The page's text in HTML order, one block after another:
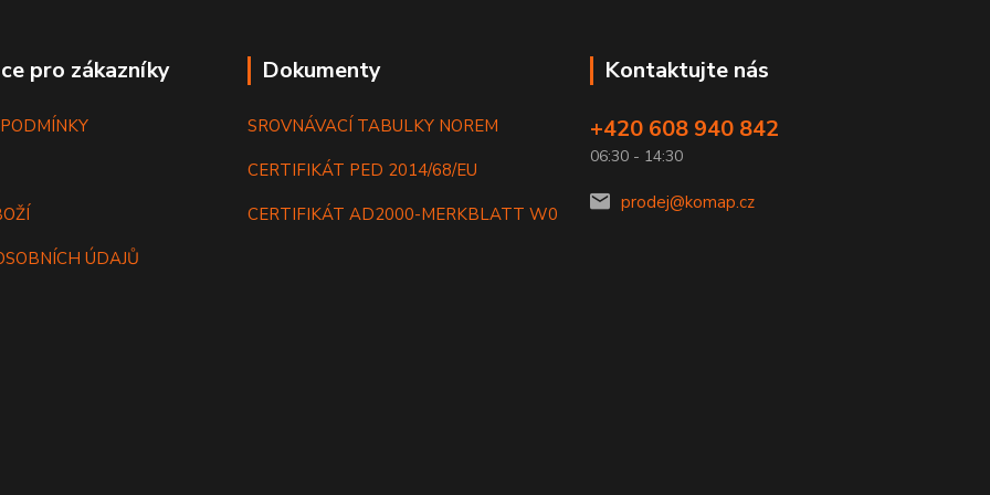
pro zákazníky
ÚDAJŮ
Dokumenty
SROVNÁVACÍ TABULKY NOREM
CERTIFIKÁT PED 2014/68/EU
CERTIFIKÁT AD2000-MERKBLATT W0
Kontaktujte nás
+420 608 940 842
06:30 - 14:30
prodej@komap.cz